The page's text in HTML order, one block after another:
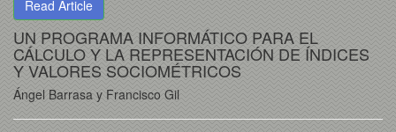
Read Article
UN PROGRAMA INFORMÁTICO PARA EL
CÁLCULO Y LA REPRESENTACIÓN DE ÍNDICES
Y VALORES SOCIOMÉTRICOS
Ángel Barrasa y Francisco Gil